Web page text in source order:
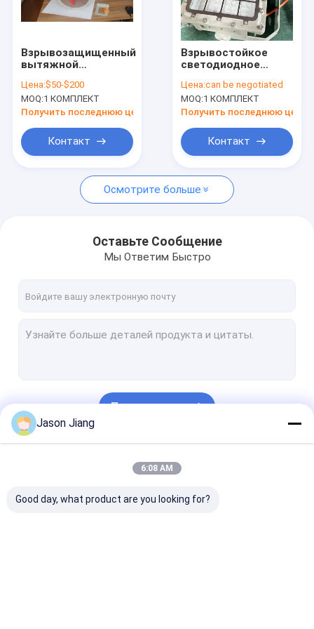
О нас
Новости
Взрывозащищенные света залива СИД высокие
Взрывозащищенная распределительная коробка
Взрывозащищенный переключатель
Взрывозащищенные штепсельная вилка и гнездо
Взрывозащищенный
вытяжной
предназначенный
для использования
во взрывоопасных
обеспечивающий
вентиляцию и
повышенные
функции
безопасности.
Цена:$50-$200
MOQ:1 КОМПЛЕКТ
Получить последнюю цену
Контакт
Взрывостойкое
светодиодное
освещение для
наружного
освещения
Цена:can be negotiated
MOQ:1 КОМПЛЕКТ
Получить последнюю цену
Контакт
Осмотрите больше
Оставьте Сообщение
Мы Ответим Быстро
Продолжать
Jason Jiang
6:08 AM
Good day, what product are you looking for?